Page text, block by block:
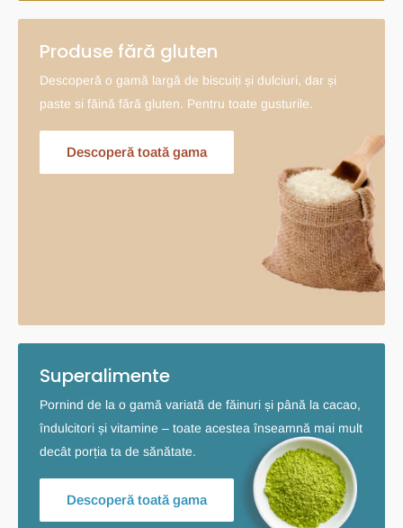
Produse fără gluten
Descoperă o gamă largă de biscuiți și dulciuri, dar și
paste si făină fără gluten. Pentru toate gusturile.
Descoperă toată gama
Superalimente
Pornind de la o gamă variată de făinuri și până la cacao,
îndulcitori și vitamine – toate acestea înseamnă mai mult
decât porția ta de sănătate.
Descoperă toată gama